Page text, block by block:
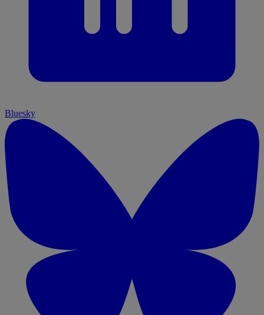
Bluesky